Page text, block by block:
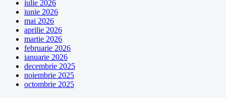
iulie 2026
iunie 2026
mai 2026
aprilie 2026
martie 2026
februarie 2026
ianuarie 2026
decembrie 2025
noiembrie 2025
octombrie 2025